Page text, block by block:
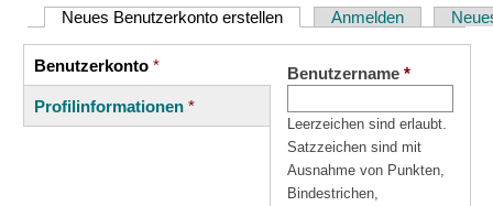
Haupt-
Reiter
Neues Benutzerkonto erstellen (aktiver Reiter)
Anmelden
Vertikale
Reiter
Benutzerkonto *
(aktiver
Reiter)
Profilinformationen *
Benutzername *
Leerzeichen sind erlaubt.
Satzzeichen sind mit
Ausnahme von Punkten,
Bindestrichen,